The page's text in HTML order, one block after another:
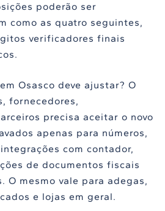
poderão ser
como as quatro seguintes,
verificadores finais
Osasco deve ajustar? O
fornecedores,
precisa aceitar o novo
apenas para números,
com contador,
de documentos fiscais
O mesmo vale para adegas,
e lojas em geral.